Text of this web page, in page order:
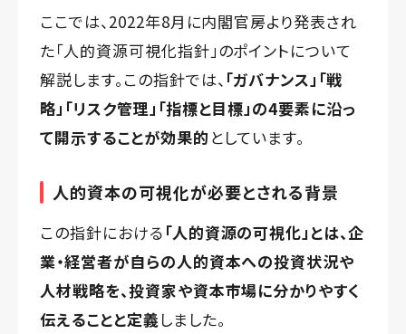
ここでは、2022年8月に内閣官房より発表され
た「人的資源可視化指針」のポイントについて
解説します。この指針では、 「ガバナンス」「戦
略」「リスク管理」「指標と目標」の4要素に沿っ
て開示することが効果的 としています。
人的資本の可視化が必要とされる背景
この指針における 「人的資源の可視化」とは、企
業・経営者が自らの人的資本への投資状況や
人材戦略を、投資家や資本市場に分かりやすく
伝えることと定義 しました。